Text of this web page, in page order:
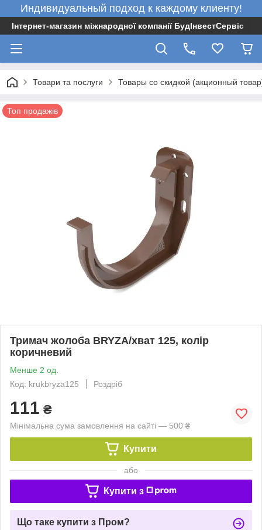
Индивидуальный подход к каждому клиенту!
Інтернет-магазин міжнародної компанії БудІнвестСервіс
Товари та послуги Товары со скидкой (акционный
Топ продажів
Тримач жолоба BRYZA/хват 125, колір
коричневий
Менше 2 од.
Код: krukbryza125
Роздріб
111 ₴
Мінімальна сума замовлення на сайті — 500 ₴
Купити
або
Купити з
Що таке купити з Пром?